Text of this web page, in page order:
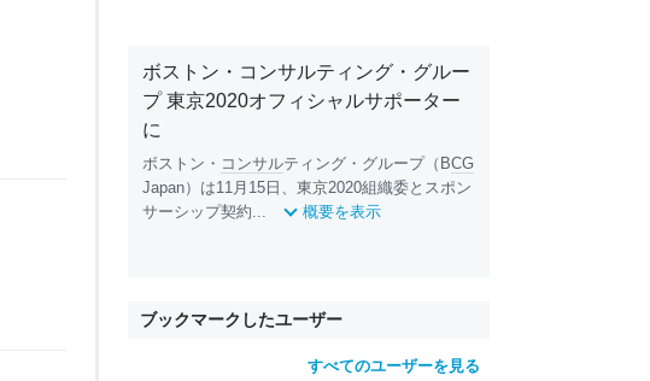
ボストン・コンサルティング・グルー
プ 東京2020オフィシャルサポーター
に
ボストン・ コンサルティング・グループ（BCG
Japan）は11月15日、東京2020組織委とスポン
サーシップ契約...
概要を表示
ブックマークしたユーザー
すべてのユーザーを見る